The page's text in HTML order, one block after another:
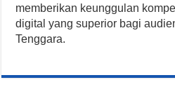
memberikan keunggulan
digital yang superior bagi
Tenggara.